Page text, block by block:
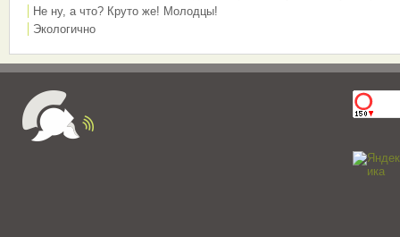
Не ну, а что? Круто же! Молодцы!
Экологично